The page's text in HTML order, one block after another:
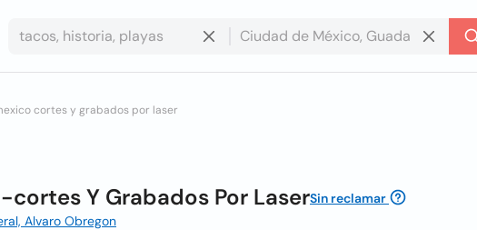
cortes y grabados por laser
cortes Y Grabados Por LaserSin reclamar
Alvaro Obregon